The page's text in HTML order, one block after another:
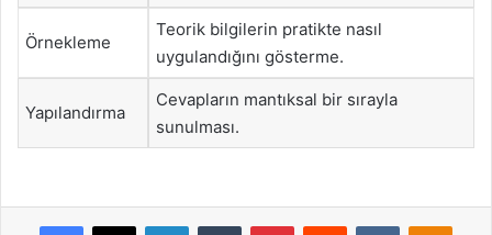
Örnekleme
Teorik bilgilerin pratikte nasıl
uygulandığını gösterme.
Yapılandırma
Cevapların mantıksal bir sırayla
sunulması.
Facebook
X LinkedInTumblr PinterestReddit VKontakte